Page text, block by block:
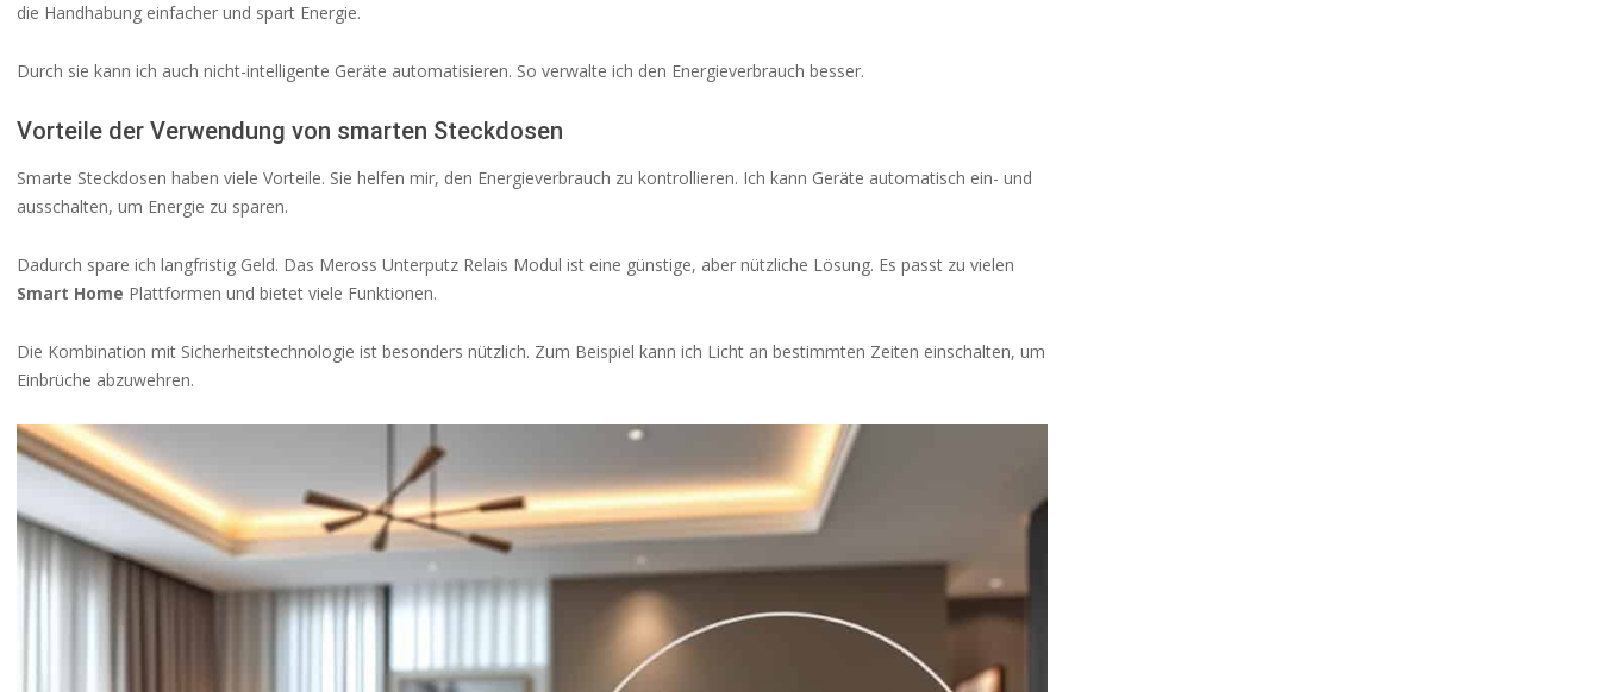
die Handhabung einfacher und spart Energie.
Durch sie kann ich auch nicht-intelligente Geräte automatisieren. So verwalte ich den Energieverbrauch besser.
Vorteile der Verwendung von smarten Steckdosen
Smarte Steckdosen haben viele Vorteile. Sie helfen mir, den Energieverbrauch zu kontrollieren. Ich kann Geräte automatisch ein- und
ausschalten, um Energie zu sparen.
Dadurch spare ich langfristig Geld. Das Meross Unterputz Relais Modul ist eine günstige, aber nützliche Lösung. Es passt zu vielen
Smart Home Plattformen und bietet viele Funktionen.
Die Kombination mit Sicherheitstechnologie ist besonders nützlich. Zum Beispiel kann ich Licht an bestimmten Zeiten einschalten, um
Einbrüche abzuwehren.